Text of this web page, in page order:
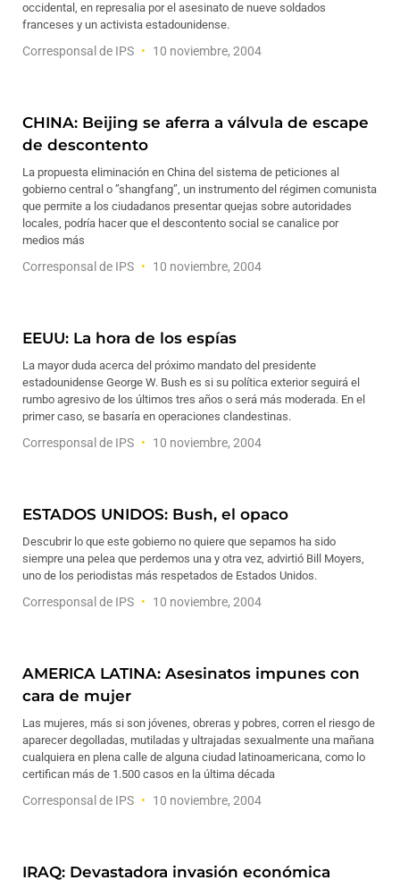
occidental, en represalia por el asesinato de nueve soldados
franceses y un activista estadounidense.
Corresponsal de IPS 10 noviembre, 2004
CHINA: Beijing se aferra a válvula de escape
de descontento
La propuesta eliminación en China del sistema de peticiones al
gobierno central o ”shangfang”, un instrumento del régimen comunista
que permite a los ciudadanos presentar quejas sobre autoridades
locales, podría hacer que el descontento social se canalice por
medios más
Corresponsal de IPS 10 noviembre, 2004
EEUU: La hora de los espías
La mayor duda acerca del próximo mandato del presidente
estadounidense George W. Bush es si su política exterior seguirá el
rumbo agresivo de los últimos tres años o será más moderada. En el
primer caso, se basaría en operaciones clandestinas.
Corresponsal de IPS 10 noviembre, 2004
ESTADOS UNIDOS: Bush, el opaco
Descubrir lo que este gobierno no quiere que sepamos ha sido
siempre una pelea que perdemos una y otra vez, advirtió Bill Moyers,
uno de los periodistas más respetados de Estados Unidos.
Corresponsal de IPS 10 noviembre, 2004
AMERICA LATINA: Asesinatos impunes con
cara de mujer
Las mujeres, más si son jóvenes, obreras y pobres, corren el riesgo de
aparecer degolladas, mutiladas y ultrajadas sexualmente una mañana
cualquiera en plena calle de alguna ciudad latinoamericana, como lo
certifican más de 1.500 casos en la última década
Corresponsal de IPS 10 noviembre, 2004
IRAQ: Devastadora invasión económica